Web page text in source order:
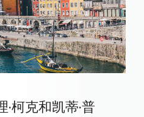
柯克和凯蒂·普